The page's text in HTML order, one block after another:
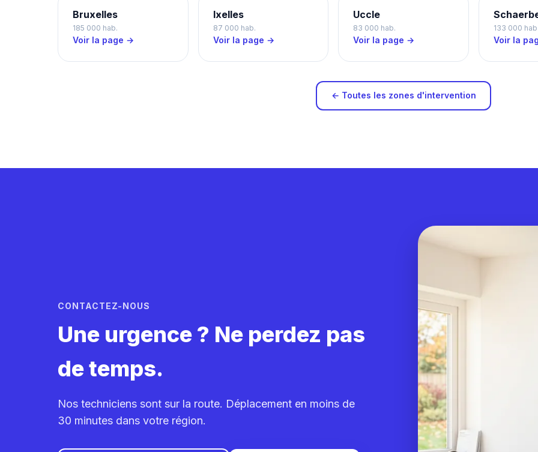
Bruxelles
185 000 hab.
Voir la page →
Ixelles
87 000 hab.
Voir la page →
Uccle
83 000 hab.
Voir la page →
133 000
Voir la
← Toutes les zones d'intervention
CONTACTEZ-NOUS
Une urgence ? Ne perdez pas
de temps.
Nos techniciens sont sur la route. Déplacement en moins de
30 minutes dans votre région.